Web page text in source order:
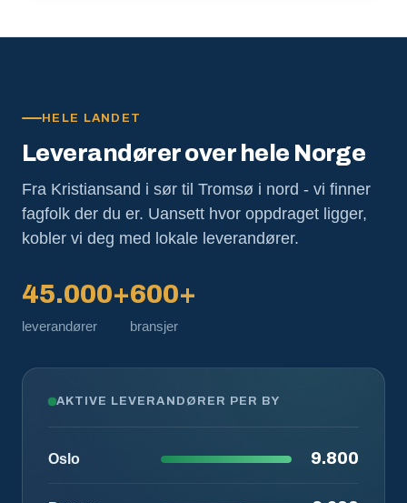
HELE LANDET
Leverandører over hele Norge
Fra Kristiansand i sør til Tromsø i nord - vi finner
fagfolk der du er. Uansett hvor oppdraget ligger,
kobler vi deg med lokale leverandører.
45.000+
leverandører
600+
bransjer
AKTIVE LEVERANDØRER PER BY
Oslo 9.800